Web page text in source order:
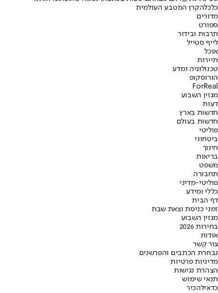
כלכלהקרן המטבע העולמית
מדורים
ספורט
תרבות ובידור
לייף סטייל
אוכל
תיירות
טכנולוגיה ומדע
הורוסקופ
ForReal
מגזין השבוע
דעות
חדשות בארץ
חדשות בעולם
פוליטי
ביטחוני
חינוך
בריאות
משפט
תחבורה
פוליטי-מדיני
כללי ומידע
דף הבית
זמני כניסת וצאת שבת
מגזין השבוע
בחירות 2026
אודות
צור קשר
נבחרת הכתבים והפרשנים
מדיניות פרטיות
הצהרת נגישות
תנאי שימוש
כדאילהכיר